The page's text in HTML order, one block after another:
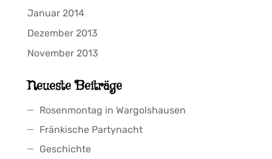
Januar 2014
Dezember 2013
November 2013
Neueste Beiträge
Rosenmontag in Wargolshausen
Fränkische Partynacht
Geschichte